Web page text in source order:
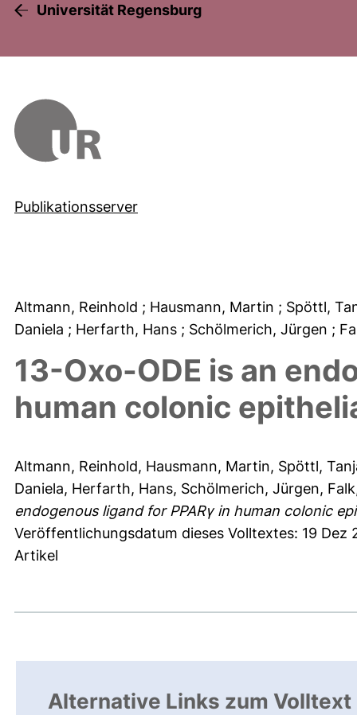
Universität Regensburg
Publikationsserver
Altmann, Reinhold ; Hausmann, Martin ; Spöttl,
Daniela ; Herfarth, Hans ; Schölmerich, Jürgen ;
13-Oxo-ODE is an
human colonic
Altmann, Reinhold, Hausmann, Martin, Spöttl,
Daniela, Herfarth, Hans, Schölmerich, Jürgen,
endogenous ligand for PPARγ in human colonic
Veröffentlichungsdatum dieses Volltextes: 19 Dez
Artikel
Alternative Links zum Volltext